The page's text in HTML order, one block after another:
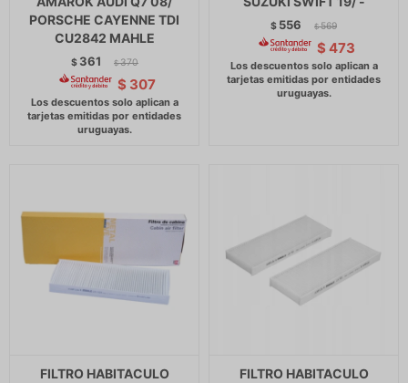
PORSCHE CAYENNE TDI
CU2842 MAHLE
$ 361 $ 370
$ 307
$ 556 $ 569
$ 473
FILTRO HABITACULO
FILTRO HABITACULO